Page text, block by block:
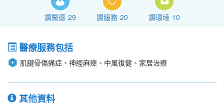
讚醫德 29 讚服務 20 讚環境 10
醫療服務包括
肌腱骨傷痛症、神經麻痺、中風復健、家居治療
其他資料